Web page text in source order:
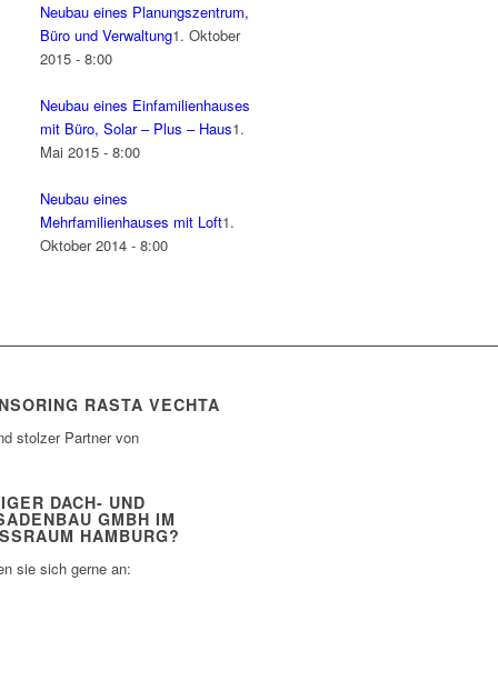
Neubau eines Planungszentrum,
Büro und Verwaltung1. Oktober
2015 - 8:00
Neubau eines Einfamilienhauses
mit Büro, Solar – Plus – Haus1.
Mai 2015 - 8:00
Neubau eines
Mehrfamilienhauses mit Loft1.
Oktober 2014 - 8:00
RASTA VECHTA
stolzer Partner von
DACH- UND
GMBH IM
HAMBURG?
sie sich gerne an: